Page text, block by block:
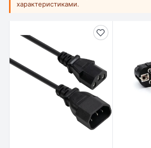
характеристиками.